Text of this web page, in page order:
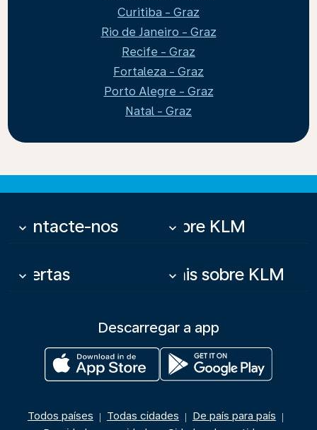
Curitiba - Graz
Rio de Janeiro - Graz
Recife - Graz
Fortaleza - Graz
Porto Alegre - Graz
Natal - Graz
Contacte-nos
keyboard_arrow_down Sobre KLM
keyboard_arrow_down
Ofertas
keyboard_arrow_down Mais sobre KLM
keyboard_arrow_down
Descarregar a app
Todos países | Todas cidades | De país para país |